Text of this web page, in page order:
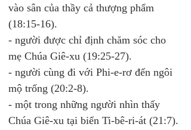
vào sân của thầy cả thượng phẩm
(18:15-16).
- người được chỉ định chăm sóc cho
mẹ Chúa Giê-xu (19:25-27).
- người cùng đi với Phi-e-rơ đến ngôi
mộ trống (20:2-8).
- một trong những người nhìn thấy
Chúa Giê-xu tại biển Ti-bê-ri-át (21:7).